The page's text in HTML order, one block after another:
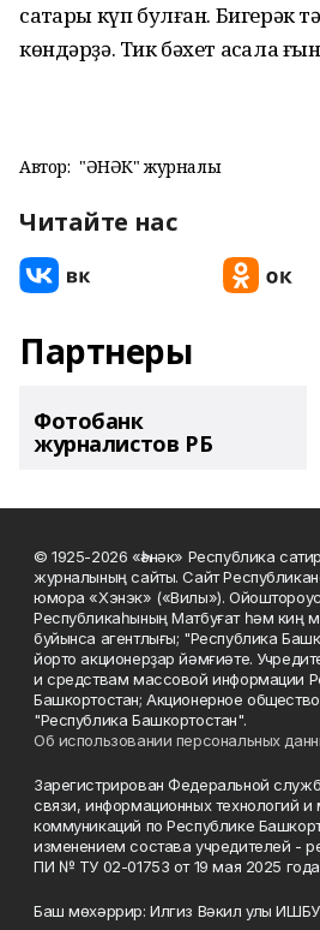
саҡтары күп булған. Бигерәк
көндәрҙә. Тик бәхет аҡсала
Автор: "ҺӘНӘК" журналы
Читайте нас
Партнеры
Фотобанк
журналистов РБ
© 1925-2026 «Һәнәк» Республика
журналының сайты. Сайт
юмора «Хэнэк» («Вилы»).
Республикаһының Матбуғат һәм киң
буйынса агентлығы; "Республика
йорто акционерҙар йәмғиәте.
и средствам массовой информации
Башкортостан; Акционерное
"Республика Башкортостан".
Об использовании персональных
Зарегистрирован Федеральной
связи, информационных технологий
коммуникаций по Республике
изменением состава учредителей -
ПИ № ТУ 02-01753 от 19 мая 2025
Баш мөхәррир: Илгиз Вәкил улы